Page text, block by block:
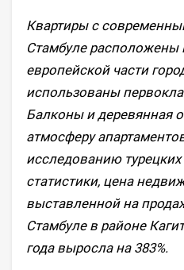
Квартиры с
Стамбуле расположены
европейской части
использованы
Балконы и деревянная
атмосферу
исследованию
статистики, цена
выставленной на
Стамбуле в районе
года выросла на 383%.